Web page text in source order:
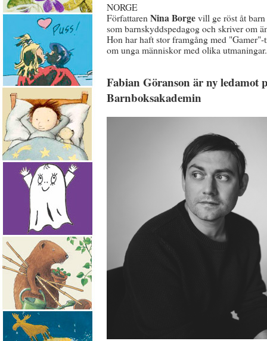
NORGE
Författaren Nina Borgevill ge röst åt
som barnskyddspedagog och skriver om
Hon har haft stor framgång med
om unga människor med olika utmaningar.
Fabian Göranson är ny ledamot
Barnboksakademin